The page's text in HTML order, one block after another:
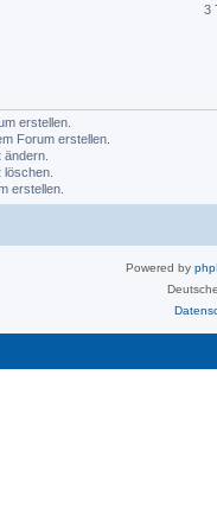
3
erstellen.
Forum erstellen.
ändern.
löschen.
erstellen.
Powered by